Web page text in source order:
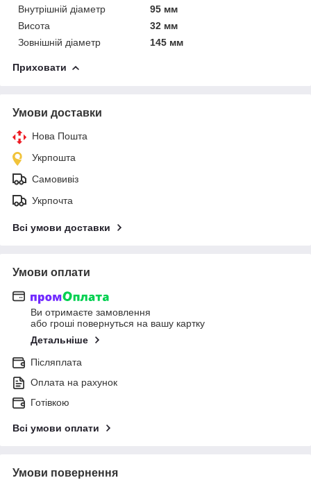
Внутрішній діаметр
95 мм
Висота
32 мм
Зовнішній діаметр
145 мм
Приховати
Умови доставки
Нова Пошта
Укрпошта
Самовивіз
Укрпочта
Всі умови доставки
Умови оплати
Ви отримаєте замовлення
або гроші повернуться на вашу картку
Детальніше
Післяплата
Оплата на рахунок
Готівкою
Всі умови оплати
Умови повернення